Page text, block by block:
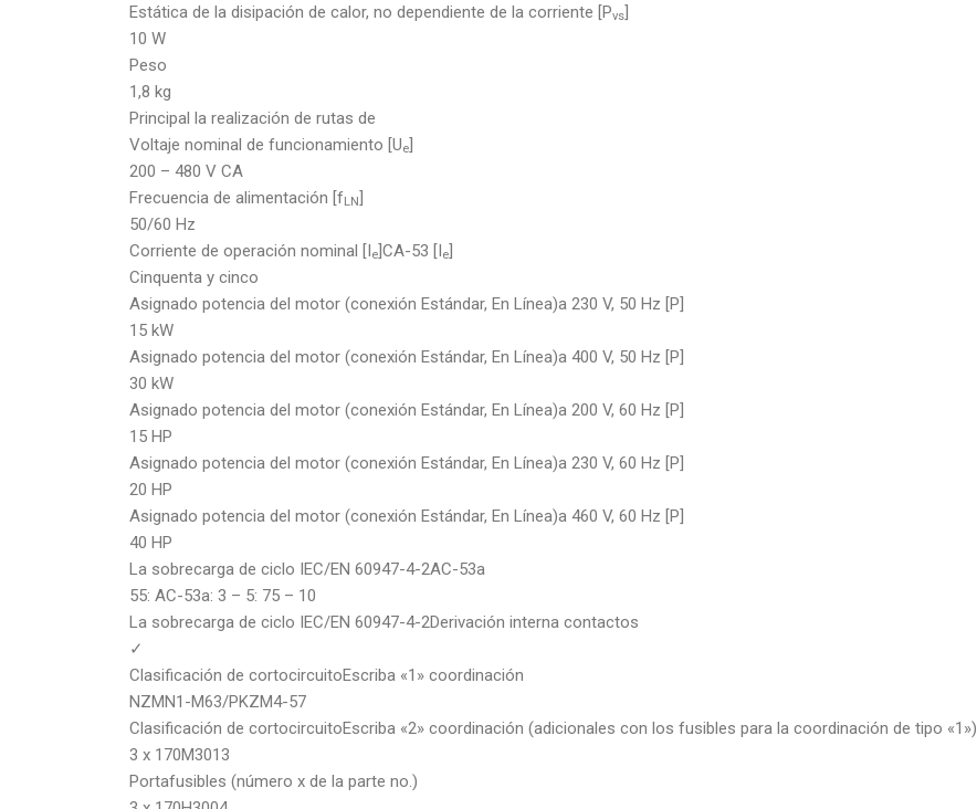
Estática de la disipación de calor, no dependiente de la corriente [Pvs]
10 W
Peso
1,8 kg
Principal la realización de rutas de
Voltaje nominal de funcionamiento [Ue]
200 – 480 V CA
Frecuencia de alimentación [fLN]
50/60 Hz
Corriente de operación nominal [Ie]CA-53 [Ie]
Cinquenta y cinco
Asignado potencia del motor (conexión Estándar, En Línea)a 230 V, 50 Hz [P]
15 kW
Asignado potencia del motor (conexión Estándar, En Línea)a 400 V, 50 Hz [P]
30 kW
Asignado potencia del motor (conexión Estándar, En Línea)a 200 V, 60 Hz [P]
15 HP
Asignado potencia del motor (conexión Estándar, En Línea)a 230 V, 60 Hz [P]
20 HP
Asignado potencia del motor (conexión Estándar, En Línea)a 460 V, 60 Hz [P]
40 HP
La sobrecarga de ciclo IEC/EN 60947-4-2AC-53a
55: AC-53a: 3 – 5: 75 – 10
La sobrecarga de ciclo IEC/EN 60947-4-2Derivación interna contactos
✓
Clasificación de cortocircuitoEscriba «1» coordinación
NZMN1-M63/PKZM4-57
Clasificación de cortocircuitoEscriba «2» coordinación (adicionales con los fusibles para la coordinación de tipo «1»)
3 x 170M3013
Portafusibles (número x de la parte no.)